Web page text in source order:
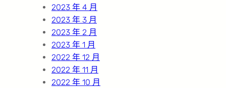
2023 年 4 月
2023 年 3 月
2023 年 2 月
2023 年 1 月
2022 年 12 月
2022 年 11 月
2022 年 10 月